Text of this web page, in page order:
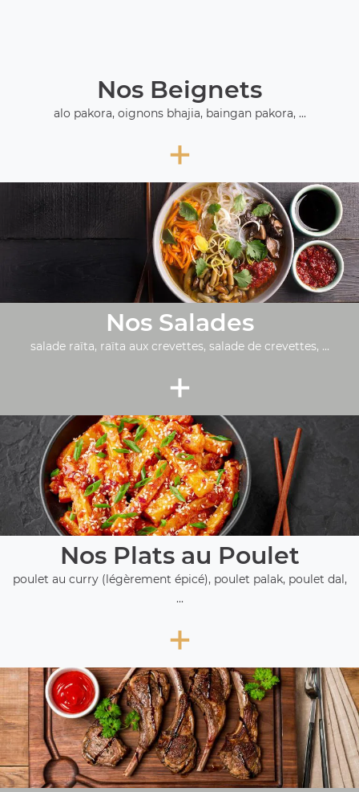
Nos Beignets
alo pakora, oignons bhajia, baingan pakora, ...
+
Nos Salades
salade raïta, raïta aux crevettes, salade de crevettes, ...
+
Nos Plats au Poulet
poulet au curry (légèrement épicé), poulet palak, poulet dal,
...
+